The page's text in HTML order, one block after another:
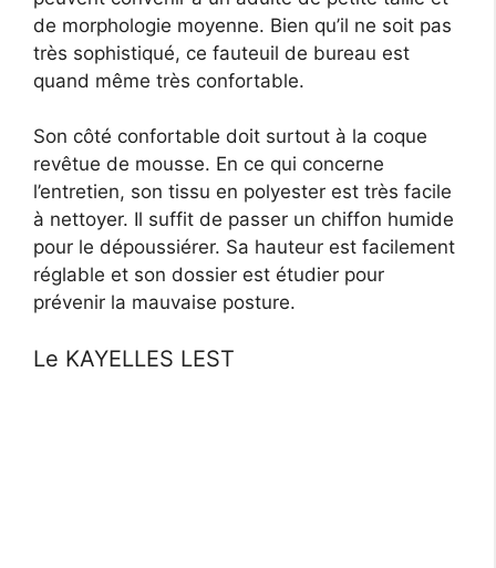
de morphologie moyenne. Bien qu’il ne soit pas
très sophistiqué, ce fauteuil de bureau est
quand même très confortable.
Son côté confortable doit surtout à la coque
revêtue de mousse. En ce qui concerne
l’entretien, son tissu en polyester est très facile
à nettoyer. Il suffit de passer un chiffon humide
pour le dépoussiérer. Sa hauteur est facilement
réglable et son dossier est étudier pour
prévenir la mauvaise posture.
Le KAYELLES LEST